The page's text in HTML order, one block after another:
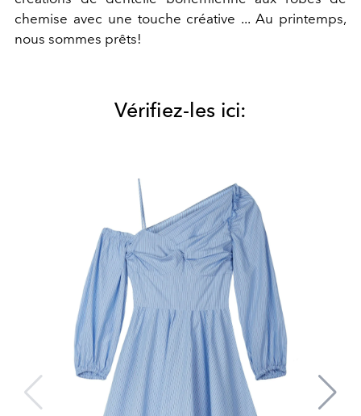
chemise avec une touche créative ... Au printemps,
nous sommes prêts!
Vérifiez-les ici: